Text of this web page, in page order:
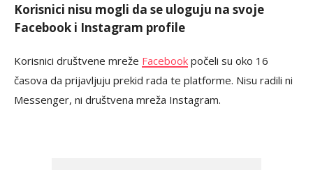
Korisnici nisu mogli da se uloguju na svoje
Facebook i Instagram profile
Korisnici društvene mreže Facebook počeli su oko 16
časova da prijavljuju prekid rada te platforme. Nisu radili ni
Messenger, ni društvena mreža Instagram.